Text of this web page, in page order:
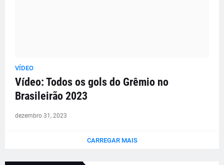
VÍDEO
Vídeo: Todos os gols do Grêmio no
Brasileirão 2023
dezembro 31, 2023
CARREGAR MAIS